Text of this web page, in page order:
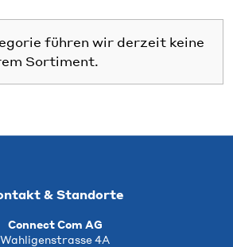
führen wir derzeit keine
Sortiment.
& Standorte
Connect Com AG
Wahligenstrasse 4A